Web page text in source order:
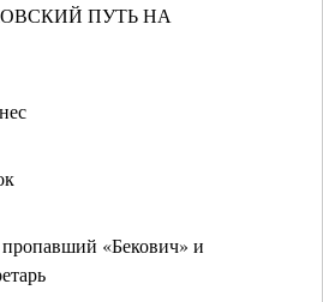
ПУТЬ НА
«Бекович» и